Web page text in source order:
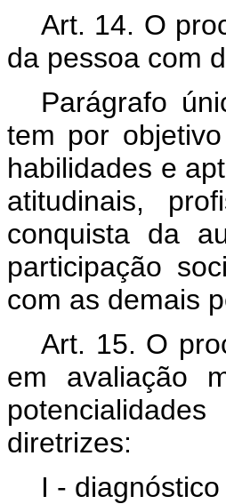
Art. 14. O
da pessoa com
Parágrafo
tem por
habilidades e
atitudinais,
conquista da
participação
com as demais
Art. 15. O
em avaliação
diretrizes:
I -